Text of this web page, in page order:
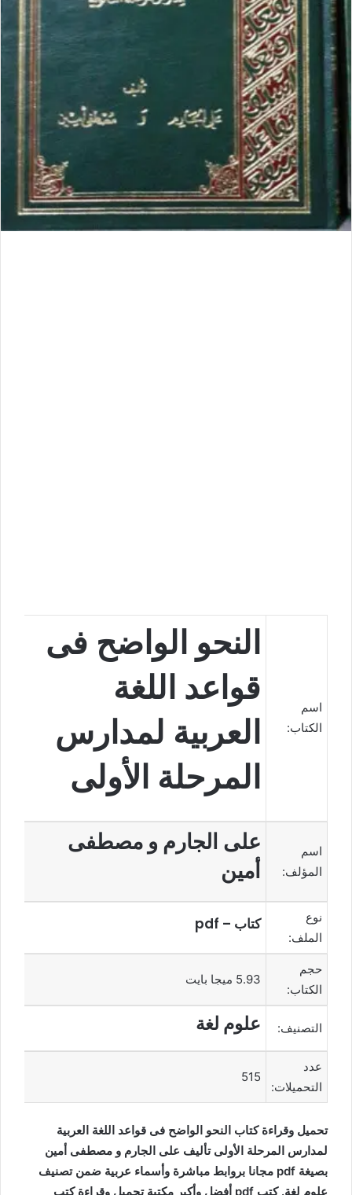
اسم
الكتاب:
النحو الواضح فى
قواعد اللغة
العربية لمدارس
المرحلة الأولى
اسم
المؤلف:
على الجارم و مصطفى
أمين
نوع
الملف:
كتاب – pdf
حجم
الكتاب:
5.93 ميجا بايت
التصنيف: علوم لغة
عدد
التحميلات:
515
تحميل وقراءة كتاب النحو الواضح فى قواعد اللغة العربية
لمدارس المرحلة الأولى تأليف على الجارم و مصطفى أمين
بصيغة pdf مجانا بروابط مباشرة وأسماء عربية ضمن تصنيف
علوم لغة. كتب pdf أفضل وأكبر مكتبة تحميل وقراءة كتب